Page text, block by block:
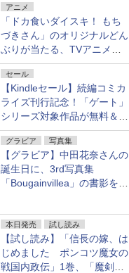
アニメ
「ドカ食いダイスキ！ もち
づきさん」のオリジナルどん
ぶりが当たる、TVアニメ公
式Xキャンペーンが開催中！
セール
【Kindleセール】続編コミカ
ライズ刊行記念！「ゲート」
シリーズ対象作品が無料＆最
大80%オフ！
グラビア 写真集
【グラビア】中田花奈さんの
誕生日に、3rd写真集
「Bougainvillea」の書影を公
本日発売 試し読み
【試し読み】「信長の嫁、は
じめました ポンコツ魔女の
戦国内政伝」1巻、「魔剣の